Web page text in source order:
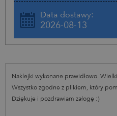
Data dostawy:
2026-08-13
Naklejki wykonane prawidłowo.
Wszystko zgodne z plikiem, który
Dziękuje i pozdrawiam załogę :)